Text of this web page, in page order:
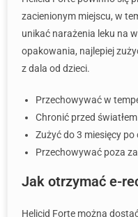
zacienionym miejscu, w
unikać narażenia leku na
opakowania, najlepiej
z dala od dzieci.
Przechowywać w
Chronić przed
Zużyć do 3 miesięcy po
Przechowywać poza
Jak otrzymać e-
Helicid Forte można